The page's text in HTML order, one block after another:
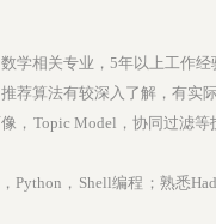
学相关专业，5年以上工作经
荐算法有较深入了解，有实
，Topic Model，协同过滤等
Python，Shell编程；熟悉